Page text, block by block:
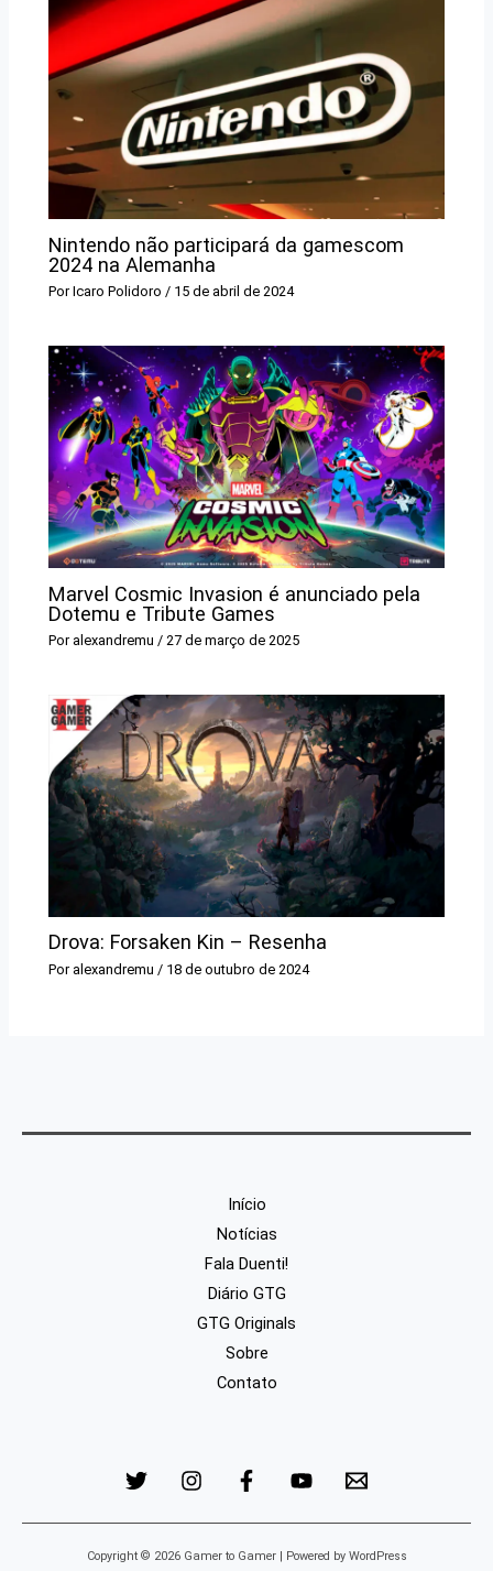
Nintendo não participará da gamescom
2024 na Alemanha
PorIcaro Polidoro/ 15 de abril de 2024
Marvel Cosmic Invasion é anunciado pela
Dotemu e Tribute Games
Por alexandremu/27 de março de 2025
Drova: Forsaken Kin – Resenha
Por alexandremu / 18 de outubro de 2024
Início
Notícias
Fala Duenti!
Diário GTG
GTG Originals
Sobre
Contato
Copyright © 2026 Gamer to Gamer | Powered by WordPress